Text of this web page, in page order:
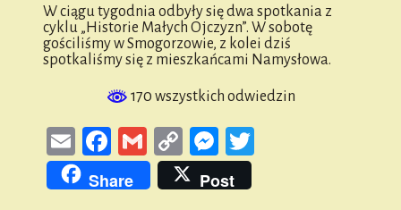
W ciągu tygodnia odbyły się dwa spotkania z
cyklu „Historie Małych Ojczyzn”. W sobotę
gościliśmy w Smogorzowie, z kolei dziś
spotkaliśmy się z mieszkańcami Namysłowa.
170 wszystkich odwiedzin
EmailFacebook
GmailCopy
Link
Messenger
Share Post